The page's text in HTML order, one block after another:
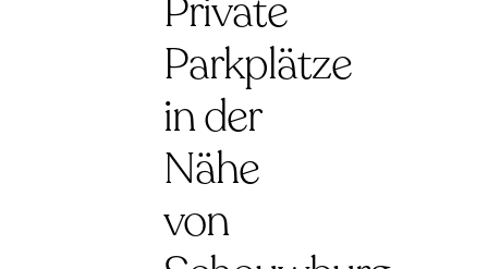
Private
Parkplätze
in der
Nähe
von